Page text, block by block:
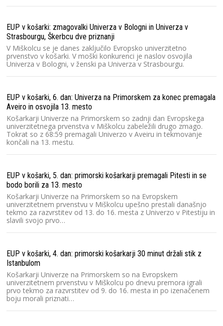
EUP v košarki: zmagovalki Univerza v Bologni in Univerza v
Strasbourgu, Škerbcu dve priznanji
V Miškolcu se je danes zaključilo Evropsko univerzitetno
prvenstvo v košarki. V moški konkurenci je naslov osvojila
Univerza v Bologni, v ženski pa Univerza v Strasbourgu.
EUP v košarki, 6. dan: Univerza na Primorskem za konec premagala
Aveiro in osvojila 13. mesto
Košarkarji Univerze na Primorskem so zadnji dan Evropskega
univerzitetnega prvenstva v Miškolcu zabeležili drugo zmago.
Tokrat so z 68:59 premagali Univerzo v Aveiru in tekmovanje
končali na 13. mestu.
EUP v košarki, 5. dan: primorski košarkarji premagali Pitesti in se
bodo borili za 13. mesto
Košarkarji Univerze na Primorskem so na Evropskem
univerzitetnem prvenstvu v Miškolcu upešno prestali današnjo
tekmo za razvrstitev od 13. do 16. mesta z Univerzo v Pitestiju in
slavili svojo prvo…
EUP v košarki, 4. dan: primorski košarkarji 30 minut držali stik z
Istanbulom
Košarkarji Univerze na Primorskem so na Evropskem
univerzitetnem prvenstvu v Miškolcu po dnevu premora igrali
prvo tekmo za razvrstitev od 9. do 16. mesta in po izenačenem
boju morali priznati…